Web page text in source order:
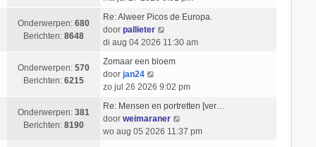
c
h
t
e
b
e
c
t
s
e
b
r
c
h
t
k
l
a
a
s
e
b
e
r
i
k
l
a
s
t
e
Onderwerpen: 680
Berichten: 8648
Re: Alweer Picos de Europa.
door pallieter
e
i
k
l
a
a
di aug 04 2026 11:30 am
Onderwerpen: 570
Berichten: 6215
Zomaar een bloem
door jan24
e
i
j
k
zo jul 26 2026 9:02 pm
Onderwerpen: 381
Berichten: 8190
Re: Mensen en portretten [ver…
door weimaraner
e
wo aug 05 2026 11:37 pm